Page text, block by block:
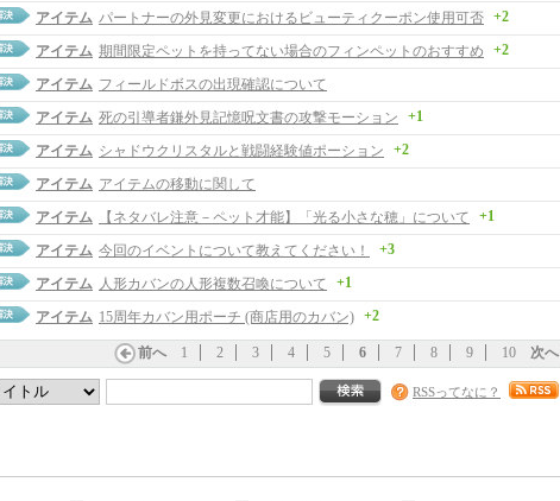
アイテム パートナーの外見変更におけるビューティクーポン使用可否 +2
アイテム 期間限定ペットを持ってない場合のフィンペットのおすすめ +2
アイテム フィールドボスの出現確認について
アイテム 死の引導者鎌外見記憶呪文書の攻撃モーション +1
アイテム シャドウクリスタルと戦闘経験値ポーション +2
アイテム アイテムの移動に関して
アイテム
【ネタバレ注意－ペット才能】「光る小さな穂」について +1
アイテム 今回のイベントについて教えてください！ +3
アイテム 人形カバンの人形複数召喚について +1
アイテム 15周年カバン用ポーチ (商店用のカバン) +2
前へ 1 2 3 4 5 6 7 8 9 10 次へ
RSSってなに？